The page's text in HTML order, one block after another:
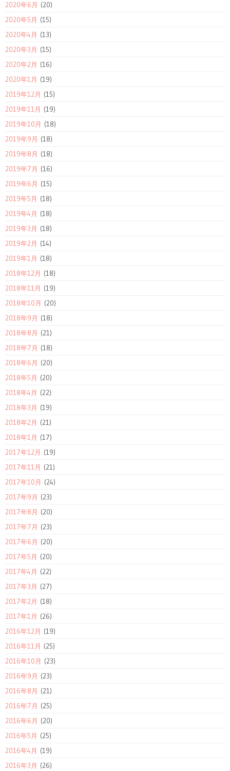
2020年6月 (20)
2020年5月 (15)
2020年4月 (13)
2020年3月 (15)
2020年2月 (16)
2020年1月 (19)
2019年12月 (15)
2019年11月 (19)
2019年10月 (18)
2019年9月 (18)
2019年8月 (18)
2019年7月 (16)
2019年6月 (15)
2019年5月 (18)
2019年4月 (18)
2019年3月 (18)
2019年2月 (14)
2019年1月 (18)
2018年12月 (18)
2018年11月 (19)
2018年10月 (20)
2018年9月 (18)
2018年8月 (21)
2018年7月 (18)
2018年6月 (20)
2018年5月 (20)
2018年4月 (22)
2018年3月 (19)
2018年2月 (21)
2018年1月 (17)
2017年12月 (19)
2017年11月 (21)
2017年10月 (24)
2017年9月 (23)
2017年8月 (20)
2017年7月 (23)
2017年6月 (20)
2017年5月 (20)
2017年4月 (22)
2017年3月 (27)
2017年2月 (18)
2017年1月 (26)
2016年12月 (19)
2016年11月 (25)
2016年10月 (23)
2016年9月 (23)
2016年8月 (21)
2016年7月 (25)
2016年6月 (20)
2016年5月 (25)
2016年4月 (19)
2016年3月 (26)